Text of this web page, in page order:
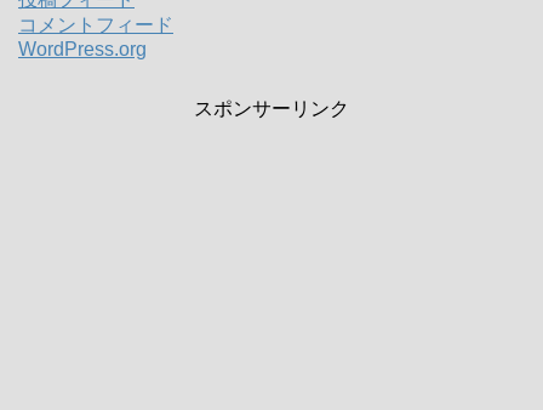
コメントフィード
WordPress.org
スポンサーリンク